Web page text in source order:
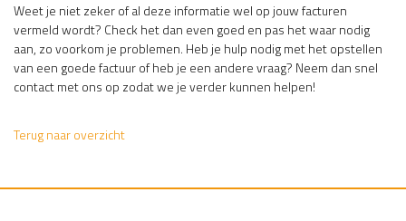
Weet je niet zeker of al deze informatie wel op jouw facturen
vermeld wordt? Check het dan even goed en pas het waar nodig
aan, zo voorkom je problemen. Heb je hulp nodig met het opstellen
van een goede factuur of heb je een andere vraag? Neem dan snel
contact met ons op zodat we je verder kunnen helpen!
Terug naar overzicht